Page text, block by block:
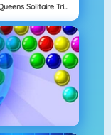
Kings And Queens Solitaire Tripeaks